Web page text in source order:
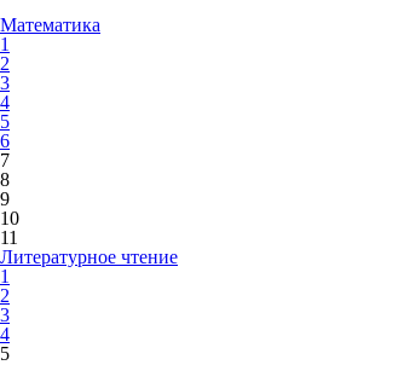
Математика
1
2
3
4
5
6
7
8
9
10
11
Литературное чтение
1
2
3
4
5